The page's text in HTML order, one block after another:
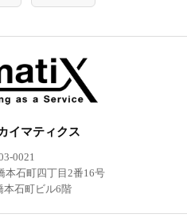
イマティクス
0021
本石町四丁目2番16号
本石町ビル6階